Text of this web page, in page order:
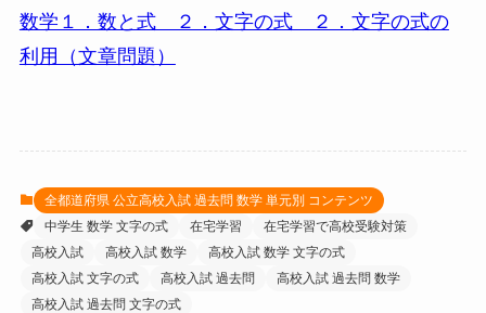
数学１．数と式 ２．文字の式 ２．文字の式の
利用（文章問題）
全都道府県 公立高校入試 過去問 数学 単元別 コンテンツ
中学生 数学 文字の式
在宅学習
在宅学習で高校受験対策
高校入試
高校入試 数学
高校入試 数学 文字の式
高校入試 文字の式
高校入試 過去問
高校入試 過去問 数学
高校入試 過去問 文字の式